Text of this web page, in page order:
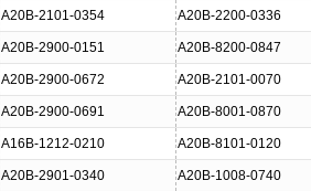
A20B-2101-0354 A20B-2200-0336
A20B-2900-0151 A20B-8200-0847
A20B-2900-0672 A20B-2101-0070
A20B-2900-0691 A20B-8001-0870
A16B-1212-0210 A20B-8101-0120
A20B-2901-0340 A20B-1008-0740